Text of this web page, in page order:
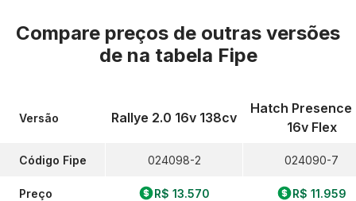
Compare preços de outras versões
de na tabela Fipe
Versão
Código Fipe
Preço
Rallye 2.0 16v 138cv
024098-2
R$ 13.570
Hatch Presence
16v Flex
024090-7
R$ 11.959